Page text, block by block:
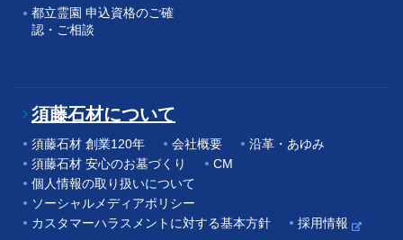
都立霊園 申込資格のご確
認・ご相談
須藤石材について
須藤石材 創業120年 会社概要
沿革・あゆみ
須藤石材 安心のお墓づくり
CM
個人情報の取り扱いについて
ソーシャルメディアポリシー
カスタマーハラスメントに対する基本方針
採用情報